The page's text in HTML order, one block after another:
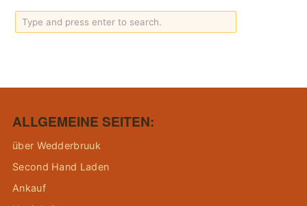
ALLGEMEINE SEITEN:
über Wedderbruuk
Second Hand Laden
Ankauf